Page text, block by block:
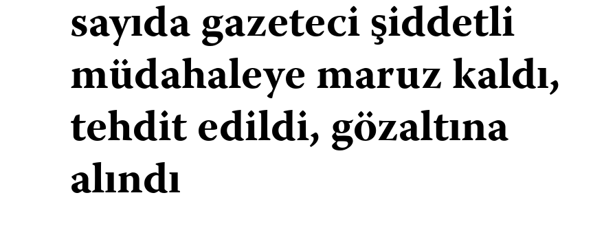
sayıda gazeteci şiddetli
müdahaleye maruz kaldı,
tehdit edildi, gözaltına
alındı